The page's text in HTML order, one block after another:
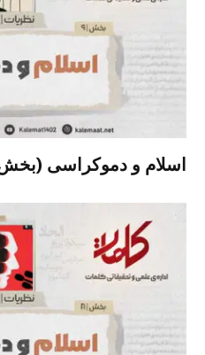
اسلام و دموکراسی (بخش: